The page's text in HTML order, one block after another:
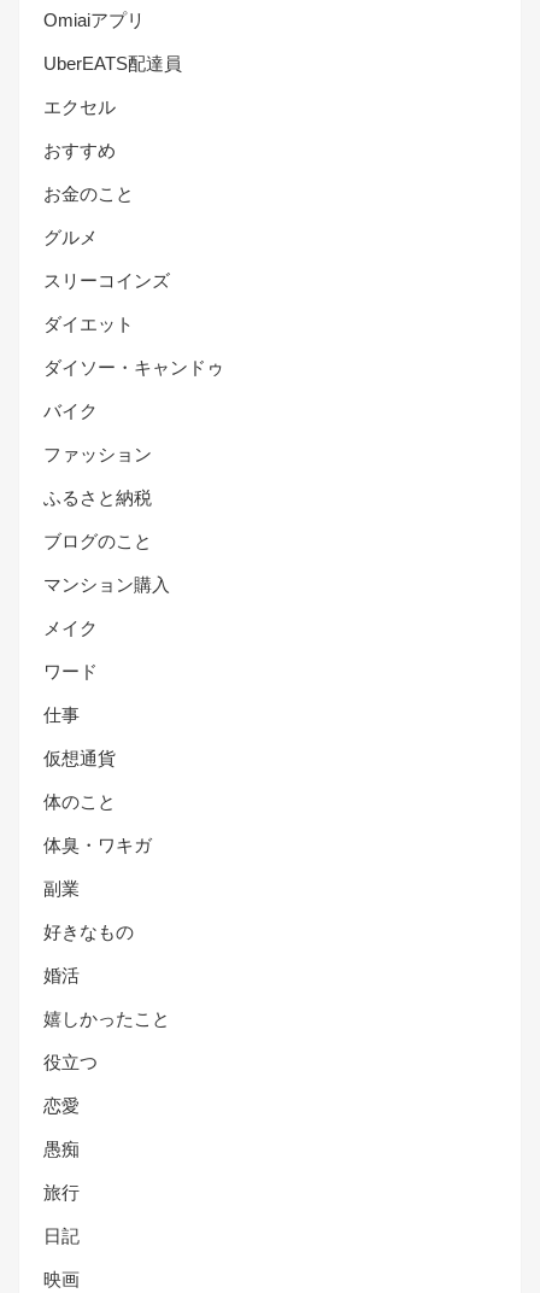
Omiaiアプリ
UberEATS配達員
エクセル
おすすめ
お金のこと
グルメ
スリーコインズ
ダイエット
ダイソー・キャンドゥ
バイク
ファッション
ふるさと納税
ブログのこと
マンション購入
メイク
ワード
仕事
仮想通貨
体のこと
体臭・ワキガ
副業
好きなもの
婚活
嬉しかったこと
役立つ
恋愛
愚痴
旅行
日記
映画